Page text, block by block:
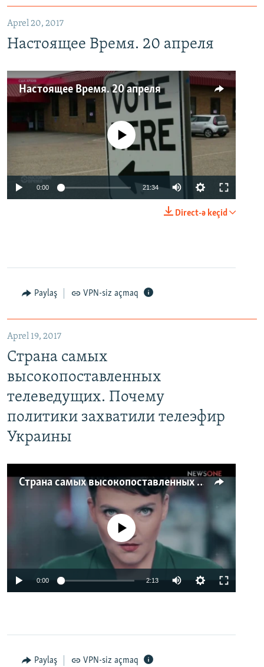
Aprel 20, 2017
Настоящее Время. 20 апреля
Настоящее Время. 20 апреля
No media source currently available
0:00 21:34
Direct-ə keçid
Paylaş VPN-siz açmaq
Aprel 19, 2017
Страна самых
высокопоставленных
телеведущих. Почему
политики захватили телеэфир
Украины
Страна самых высокопоставленных телеведущих. Почему политики захватили телеэфир Украины
No media source currently available
0:00 2:13
Paylaş VPN-siz açmaq